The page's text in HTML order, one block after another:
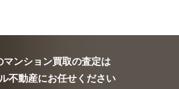
マンション買取の査定は
不動産にお任せください